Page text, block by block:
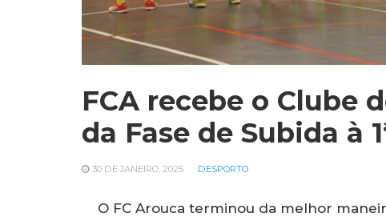
FCA recebe o Clube
da Fase de Subida à
30 DE JANEIRO, 2025 DESPORTO
O FC Arouca terminou da melhor